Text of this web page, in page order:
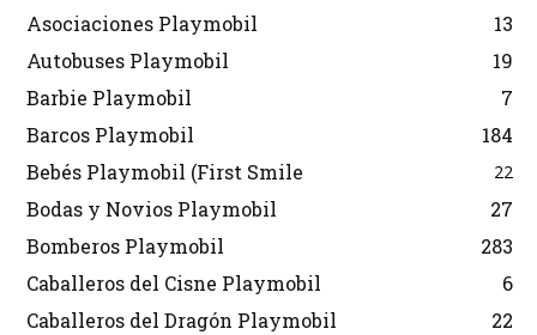
Asociaciones Playmobil
13
Autobuses Playmobil
19
Barbie Playmobil
7
Barcos Playmobil
184
Bebés Playmobil (First Smile
22
Bodas y Novios Playmobil
27
Bomberos Playmobil
283
Caballeros del Cisne Playmobil
6
Caballeros del Dragón Playmobil
22